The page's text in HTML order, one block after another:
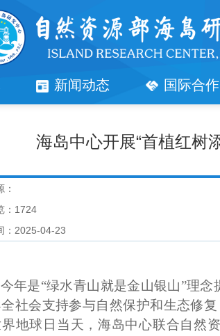
新闻动态 国际合作
海岛中心开展“首植红树
：
： 1724
：2025-04-23
今年是“绿水青山就是金山银山”理
社会支持参与自然保护和生态修
地球日 当天，海岛中心联合自然